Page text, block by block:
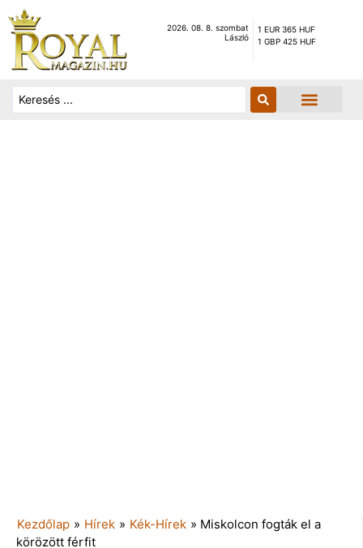
2026. 08. 8. szombat
László
1 EUR 365 HUF
1 GBP 425 HUF
Kezdőlap » Hírek » Kék-Hírek » Miskolcon fogták el a
körözött férfit